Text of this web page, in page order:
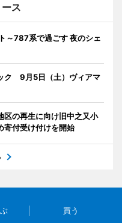
ス
～787系で過ごす 夜のシェ
ク 9月5日（土）ヴィアマ
区の再生に向け旧中之又小
寄付受け付けを開始
買う